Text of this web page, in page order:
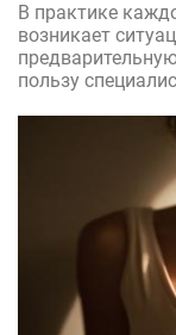
В практике
возникает
пользу